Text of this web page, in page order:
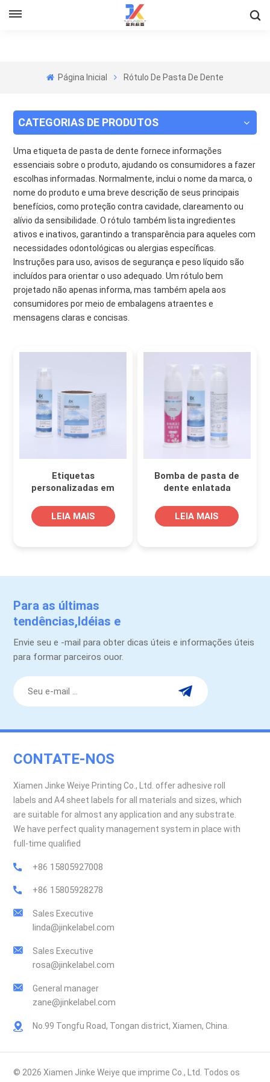
Página Inicial Rótulo De Pasta De Dente
CATEGORIAS DE PRODUTOS
Uma etiqueta de pasta de dente fornece informações
essenciais sobre o produto, ajudando os consumidores a fazer
escolhas informadas. Normalmente, inclui o nome da marca, o
nome do produto e uma breve descrição de seus principais
benefícios, como proteção contra cavidade, clareamento ou
alívio da sensibilidade. O rótulo também lista ingredientes
ativos e inativos, garantindo a transparência para aqueles com
necessidades odontológicas ou alergias específicas.
Instruções para uso, avisos de segurança e peso líquido são
incluídos para orientar o uso adequado. Um rótulo bem
projetado não apenas informa, mas também apela aos
consumidores por meio de embalagens atraentes e
mensagens claras e concisas.
Etiquetas
personalizadas em
pasta de dente para
produtos de higiene
LEIA MAIS
Bomba de pasta de
dente enlatada
autônomo
personalizado
LEIA MAIS
Para as últimas
tendências,Idéias e
promoções.
Envie seu e -mail para obter dicas úteis e informações úteis
para formar parceiros ouor.
CONTATE-NOS
Xiamen Jinke Weiye Printing Co., Ltd. offer adhesive roll
labels and A4 sheet labels for all materials and sizes, which
are suitable for almost any application and any substrate.
We have perfect quality management system in place with
full-time qualified
+86 15805927008
+86 15805928278
Sales Executive
linda@jinkelabel.com
Sales Executive
rosa@jinkelabel.com
General manager
zane@jinkelabel.com
No.99 Tongfu Road, Tongan district, Xiamen, China.
© 2026 Xiamen Jinke Weiye que imprime Co., Ltd. Todos os